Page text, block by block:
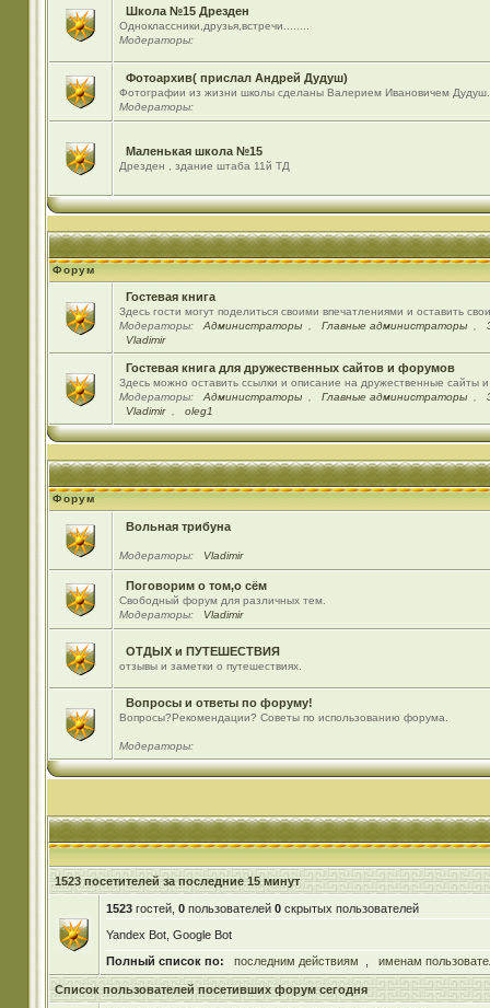
Школа №15 Дрезден
Одноклассники,друзья,встречи........
Модераторы:
Фотоархив( прислал Андрей Дудуш)
Фотографии из жизни школы сделаны Валерием Ивановичем Дудуш.
Модераторы:
Маленькая школа №15
Дрезден , здание штаба 11й ТД
Форум
Гостевая книга
Здесь гости могут поделиться своими впечатлениями и оставить
Модераторы:
Администраторы Главные администраторы
Vladimir
Гостевая книга для дружественных сайтов и форумов
Здесь можно оставить ссылки и описание на дружественные сайты
Модераторы:
Администраторы Главные администраторы
Vladimir
oleg1
Форум
Вольная трибуна
Модераторы: Vladimir
Поговорим о том,о сём
Свободный форум для различных тем.
Модераторы:
Vladimir
ОТДЫХ и ПУТЕШЕСТВИЯ
отзывы и заметки о путешествиях.
Вопросы и ответы по форуму!
Вопросы?Рекомендации? Советы по использованию форума.
Модераторы:
1523 посетителей за последние 15 минут
1523гостей, 0пользователей 0скрытых пользователей
Yandex Bot, Google Bot
Полный список по:
последним действиям именам
Список пользователей посетивших форум сегодня